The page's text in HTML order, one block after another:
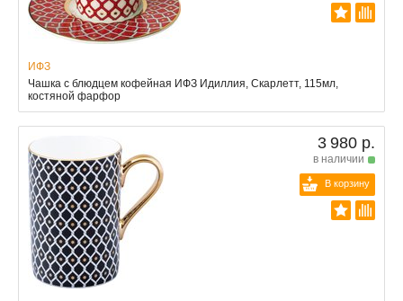
ИФЗ
Чашка с блюдцем кофейная ИФЗ Идиллия, Скарлетт, 115мл,
костяной фарфор
3 980 р.
в наличии
В корзину